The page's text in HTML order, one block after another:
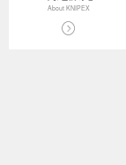
About KNIPEX